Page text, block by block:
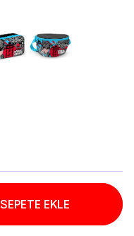
SEPETE EKLE